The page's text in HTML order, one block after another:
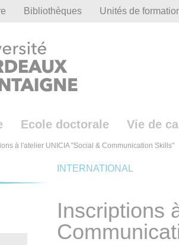
Bibliothèques Unités de
Ecole doctorale Vie de
à l'atelier UNICIA "Social & Communication Skills"
INTERNATIONAL
Inscriptions